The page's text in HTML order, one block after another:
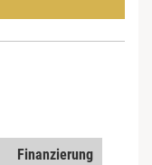
Finanzierung